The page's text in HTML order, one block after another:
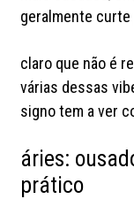
geralmente
claro que não é
várias dessas
signo tem a ver
áries:
prático